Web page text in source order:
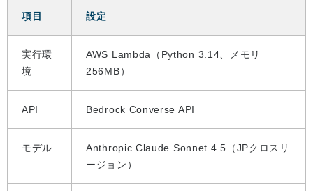
項目 設定
実行環
境
AWS Lambda（Python 3.14、メモリ
256MB）
API Bedrock Converse API
モデル
Anthropic Claude Sonnet 4.5（JPクロスリ
ージョン）